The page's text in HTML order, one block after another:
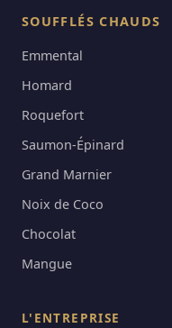
SOUFFLÉS CHAUDS
Emmental
Homard
Roquefort
Saumon-Épinard
Grand Marnier
Noix de Coco
Chocolat
Mangue
L'ENTREPRISE